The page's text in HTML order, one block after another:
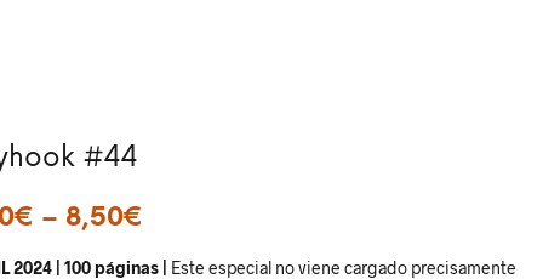
#44
€ – 8,50€
2024 | 100 páginas | Este especial no viene cargado precisamente